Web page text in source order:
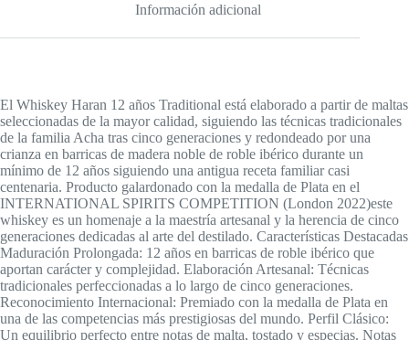
Información adicional
El Whiskey Haran 12 años Traditional está elaborado a partir de maltas
seleccionadas de la mayor calidad, siguiendo las técnicas tradicionales
de la familia Acha tras cinco generaciones y redondeado por una
crianza en barricas de madera noble de roble ibérico durante un
mínimo de 12 años siguiendo una antigua receta familiar casi
centenaria. Producto galardonado con la medalla de Plata en el
INTERNATIONAL SPIRITS COMPETITION (London 2022)este
whiskey es un homenaje a la maestría artesanal y la herencia de cinco
generaciones dedicadas al arte del destilado. Características Destacadas
Maduración Prolongada: 12 años en barricas de roble ibérico que
aportan carácter y complejidad. Elaboración Artesanal: Técnicas
tradicionales perfeccionadas a lo largo de cinco generaciones.
Reconocimiento Internacional: Premiado con la medalla de Plata en
una de las competencias más prestigiosas del mundo. Perfil Clásico:
Un equilibrio perfecto entre notas de malta, tostado y especias. Notas